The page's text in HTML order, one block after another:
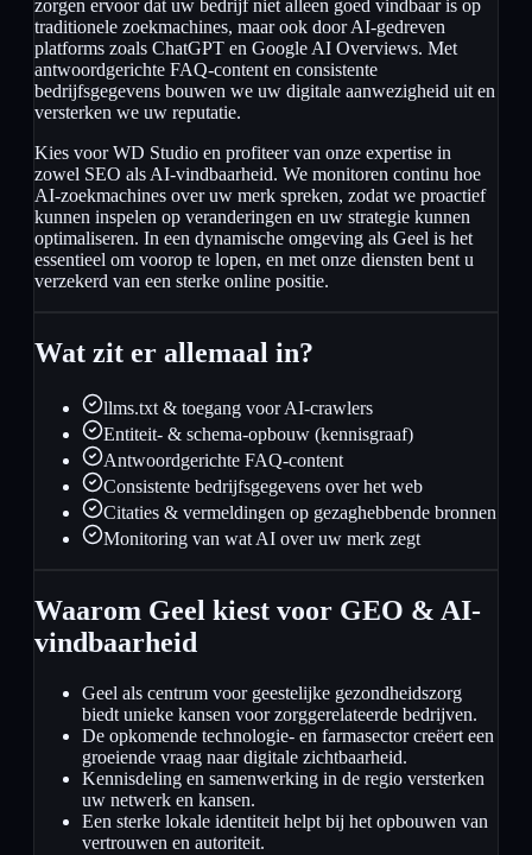
zorgen ervoor dat uw bedrijf niet alleen goed vindbaar is op
traditionele zoekmachines, maar ook door AI-gedreven
platforms zoals ChatGPT en Google AI Overviews. Met
antwoordgerichte FAQ-content en consistente
bedrijfsgegevens bouwen we uw digitale aanwezigheid uit en
versterken we uw reputatie.
Kies voor WD Studio en profiteer van onze expertise in
zowel SEO als AI-vindbaarheid. We monitoren continu hoe
AI-zoekmachines over uw merk spreken, zodat we proactief
kunnen inspelen op veranderingen en uw strategie kunnen
optimaliseren. In een dynamische omgeving als Geel is het
essentieel om voorop te lopen, en met onze diensten bent u
verzekerd van een sterke online positie.
Wat zit er allemaal in?
llms.txt & toegang voor AI-crawlers
Entiteit- & schema-opbouw (kennisgraaf)
Antwoordgerichte FAQ-content
Consistente bedrijfsgegevens over het web
Citaties & vermeldingen op gezaghebbende bronnen
Monitoring van wat AI over uw merk zegt
Waarom Geel kiest voor GEO & AI-
vindbaarheid
Geel als centrum voor geestelijke gezondheidszorg
biedt unieke kansen voor zorggerelateerde bedrijven.
De opkomende technologie- en farmasector creëert een
groeiende vraag naar digitale zichtbaarheid.
Kennisdeling en samenwerking in de regio versterken
uw netwerk en kansen.
Een sterke lokale identiteit helpt bij het opbouwen van
vertrouwen en autoriteit.